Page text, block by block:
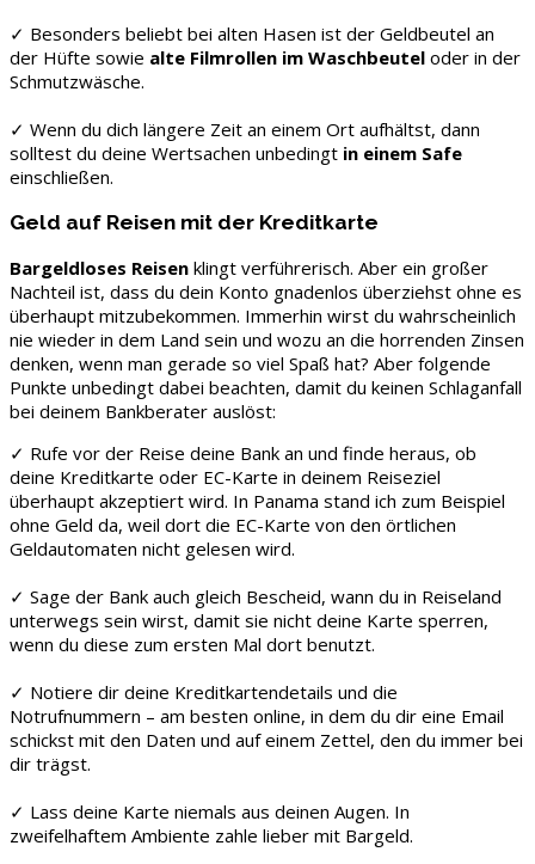
✓ Besonders beliebt bei alten Hasen ist der Geldbeutel an
der Hüfte sowie alte Filmrollen im Waschbeutel oder in der
Schmutzwäsche.
✓ Wenn du dich längere Zeit an einem Ort aufhältst, dann
solltest du deine Wertsachen unbedingt in einem Safe
einschließen.
Geld auf Reisen mit der Kreditkarte
Bargeldloses Reisen klingt verführerisch. Aber ein großer
Nachteil ist, dass du dein Konto gnadenlos überziehst ohne es
überhaupt mitzubekommen. Immerhin wirst du wahrscheinlich
nie wieder in dem Land sein und wozu an die horrenden Zinsen
denken, wenn man gerade so viel Spaß hat? Aber folgende
Punkte unbedingt dabei beachten, damit du keinen Schlaganfall
bei deinem Bankberater auslöst:
✓ Rufe vor der Reise deine Bank an und finde heraus, ob
deine Kreditkarte oder EC-Karte in deinem Reiseziel
überhaupt akzeptiert wird. In Panama stand ich zum Beispiel
ohne Geld da, weil dort die EC-Karte von den örtlichen
Geldautomaten nicht gelesen wird.
✓ Sage der Bank auch gleich Bescheid, wann du in Reiseland
unterwegs sein wirst, damit sie nicht deine Karte sperren,
wenn du diese zum ersten Mal dort benutzt.
✓ Notiere dir deine Kreditkartendetails und die
Notrufnummern – am besten online, in dem du dir eine Email
schickst mit den Daten und auf einem Zettel, den du immer bei
dir trägst.
✓ Lass deine Karte niemals aus deinen Augen. In
zweifelhaftem Ambiente zahle lieber mit Bargeld.